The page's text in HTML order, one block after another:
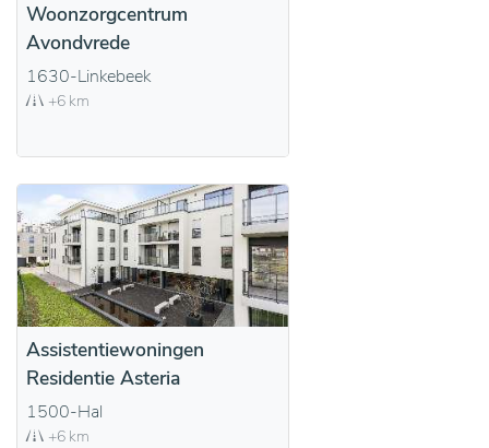
Woonzorgcentrum
Avondvrede
1630-Linkebeek
+6 km
Assistentiewoningen
Residentie Asteria
1500-Hal
+6 km